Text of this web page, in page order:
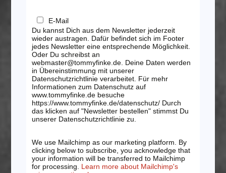
E-Mail
Du kannst Dich aus dem Newsletter jederzeit
wieder austragen. Dafür befindet sich im Footer
jedes Newsletter eine entsprechende Möglichkeit.
Oder Du schreibst an
webmaster@tommyfinke.de. Deine Daten werden
in Übereinstimmung mit unserer
Datenschutzrichtlinie verarbeitet. Für mehr
Informationen zum Datenschutz auf
www.tommyfinke.de besuche
https://www.tommyfinke.de/datenschutz/ Durch
das klicken auf "Newsletter bestellen" stimmst Du
unserer Datenschutzrichtlinie zu.
We use Mailchimp as our marketing platform. By
clicking below to subscribe, you acknowledge that
your information will be transferred to Mailchimp
for processing. Learn more about Mailchimp's